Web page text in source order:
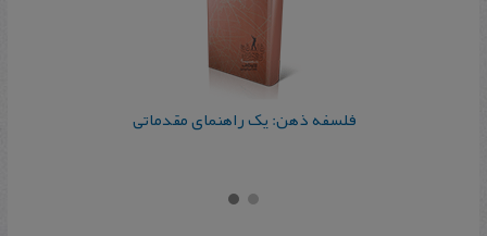
فلسفه ذهن: یک راهنمای مقدماتی